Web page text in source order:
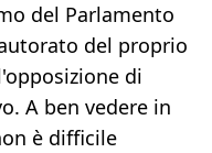
del Parlamento
del proprio
di
A ben vedere in
è difficile